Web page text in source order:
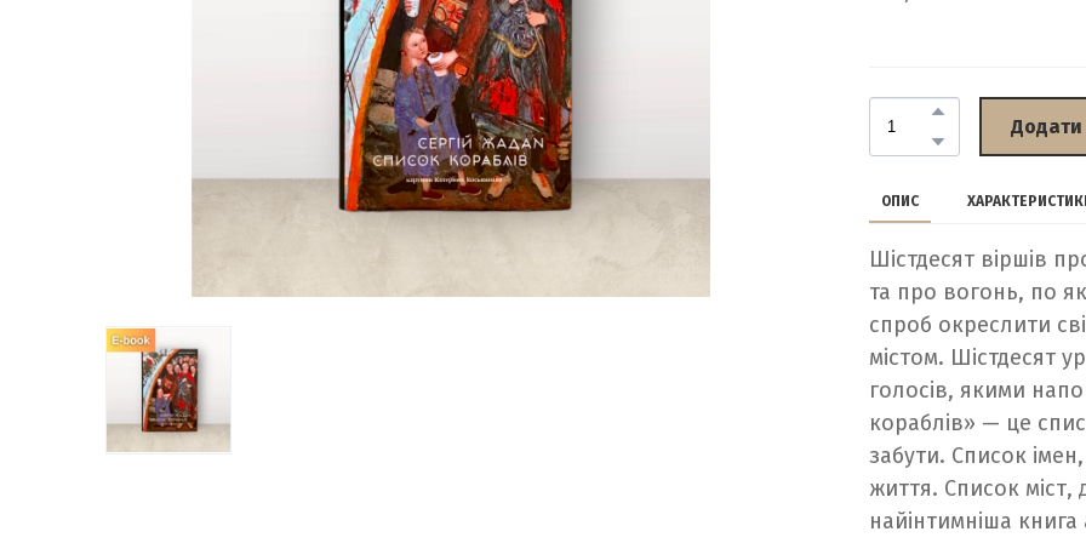
ОПИС
Шістдесят віршів
та про вогонь, по
спроб окреслити
містом. Шістдесят
голосів, якими
кораблів» — це
забути. Список
життя. Список
найінтимніша